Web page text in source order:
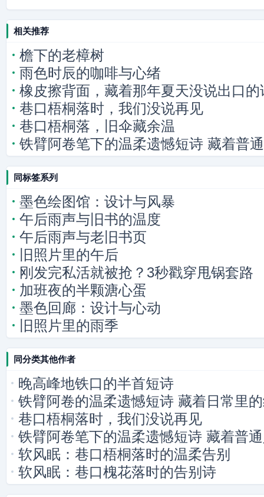
相关推荐
檐下的老樟树
雨色时辰的咖啡与心绪
橡皮擦背面，藏着那年夏天没说出口的
巷口梧桐落时，我们没说再见
巷口梧桐落，旧伞藏余温
铁臂阿卷笔下的温柔遗憾短诗 藏着普
同标签系列
墨色绘图馆：设计与风暴
午后雨声与旧书的温度
午后雨声与老旧书页
旧照片里的午后
刚发完私活就被抢？3秒戳穿甩锅套路
加班夜的半颗溏心蛋
墨色回廊：设计与心动
旧照片里的雨季
同分类其他作者
晚高峰地铁口的半首短诗
铁臂阿卷的温柔遗憾短诗 藏着日常里
巷口梧桐落时，我们没说再见
铁臂阿卷笔下的温柔遗憾短诗 藏着普
软风眠：巷口梧桐落时的温柔告别
软风眠：巷口槐花落时的告别诗